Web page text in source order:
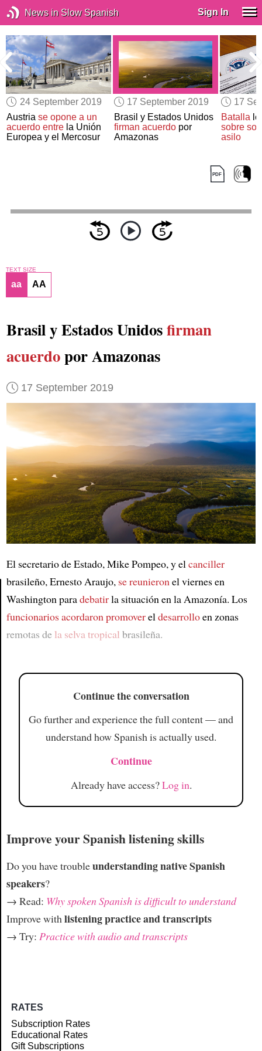
News in Slow Spanish Sign In
24 September 2019
Austriase opone a un
acuerdo entre la Unión
Europea y el Mercosur
17 September 2019
Brasil y Estados Unidos
firman acuerdopor
Amazonas
17
Batalla
sobre
asilo
Article
TEXT SIZE
aa AA
Brasil y Estados Unidosfirman
acuerdopor Amazonas
17 September 2019
El secretario de Estado, Mike Pompeo, y el canciller
brasileño, Ernesto Araujo, se reunieron el viernes en
Washington paradebatirla situación en la Amazonía. Los
funcionariosacordaron promoverel desarrolloen zonas
remotas de la selva tropical brasileña.
Continue the conversation
Go further and experience the full content — and
understand how Spanish is actually used.
Continue
Already have access?Log in.
Improve your Spanish listening skills
Do you have troubleunderstanding native Spanish
speakers?
→ Read: Why spoken Spanish is difficult to understand
Improve withlistening practice and transcripts
→ Try: Practice with audio and transcripts
RATES
Subscription Rates
Educational Rates
Gift Subscriptions